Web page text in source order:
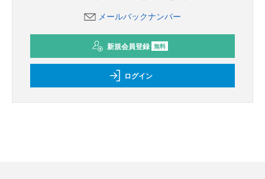
メールバックナンバー
新規会員登録 無料
ログイン